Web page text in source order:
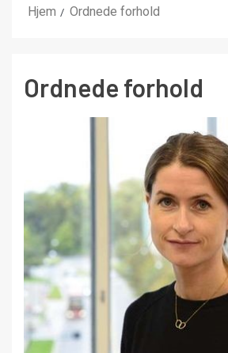
Hjem Ordnede forhold
Ordnede forhold